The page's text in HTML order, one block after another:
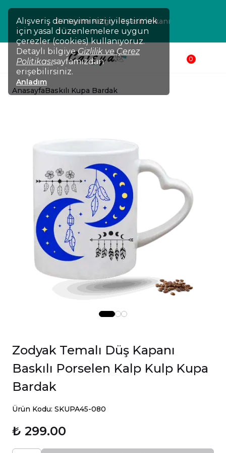
Alışveriş deneyiminizi iyileştirmek
için yasal düzenlemelere uygun
çerezler (cookies) kullanıyoruz.
Detaylı bilgiye Gizlilik ve Çerez
Politikasısayfamızdan
erişebilirsiniz.
Anladım
24 Saatte Kargo - Taksit İmkanı
0
AnasayfaBaskılı Kupa Bardak
Zodyak Temalı Düş Kapanı
Baskılı Porselen Kalp Kulp Kupa
Bardak
Ürün Kodu: SKUPA45-080
₺ 299.00